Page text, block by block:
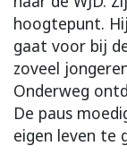
hoogtepunt.
gaat voor bij
zoveel
Onderweg
De paus
eigen leven te